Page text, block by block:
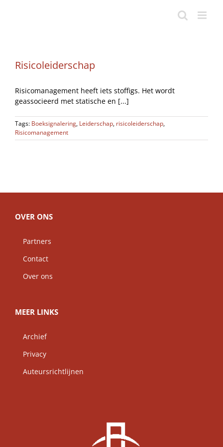
Risicoleiderschap
Risicomanagement heeft iets stoffigs. Het wordt
geassocieerd met statische en [...]
Tags: Boeksignalering, Leiderschap, risicoleiderschap,
Risicomanagement
OVER ONS
Partners
Contact
Over ons
MEER LINKS
Archief
Privacy
Auteursrichtlijnen